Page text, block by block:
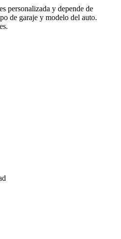
personalizada y depende de
de garaje y modelo del auto.